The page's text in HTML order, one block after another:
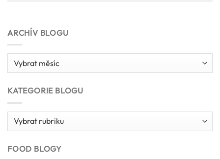
ARCHÍV BLOGU
Archív
blogu
KATEGORIE BLOGU
Kategorie
blogu
FOOD BLOGY